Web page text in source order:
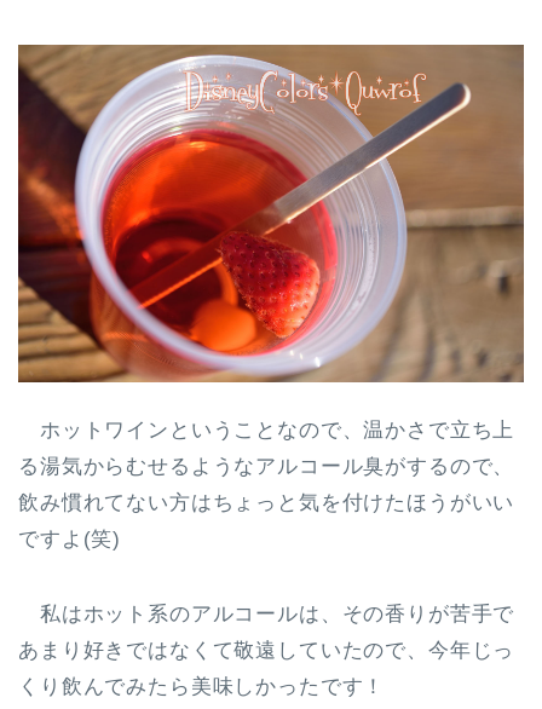
ホットワインということなので、温かさで立ち上
る湯気からむせるようなアルコール臭がするので、
飲み慣れてない方はちょっと気を付けたほうがいい
ですよ(笑)
私はホット系のアルコールは、その香りが苦手で
あまり好きではなくて敬遠していたので、今年じっ
くり飲んでみたら美味しかったです！